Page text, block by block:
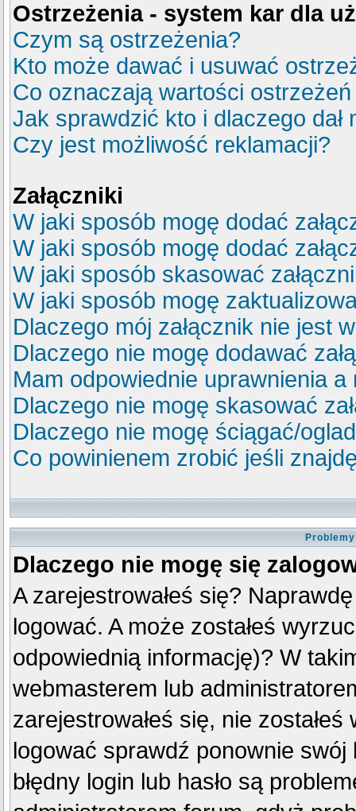
Ostrzeżenia - system kar dla
Czym są ostrzeżenia?
Kto może dawać i usuwać
Co oznaczają wartości
Jak sprawdzić kto i dlaczego dał
Czy jest możliwość reklamacji?
Załączniki
W jaki sposób mogę dodać
W jaki sposób mogę dodać
W jaki sposób skasować
W jaki sposób mogę
Dlaczego mój załącznik nie jest
Dlaczego nie mogę dodawać
Mam odpowiednie uprawnienia
Dlaczego nie mogę skasować
Dlaczego nie mogę ściągać/
Co powinienem zrobić jeśli
Dlaczego nie mogę się
A zarejestrowałeś się?
logować. A może zostałeś
odpowiednią informację)? W
webmasterem lub
zarejestrowałeś się, nie
logować sprawdź ponownie swój
błędny login lub hasło są